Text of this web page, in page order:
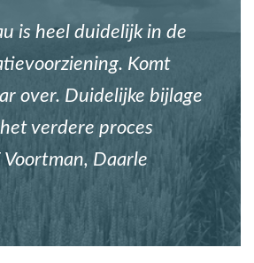
is heel duidelijk in de
Komt
over. Duidelijke bijlage
verdere proces
Voortman, Daarle